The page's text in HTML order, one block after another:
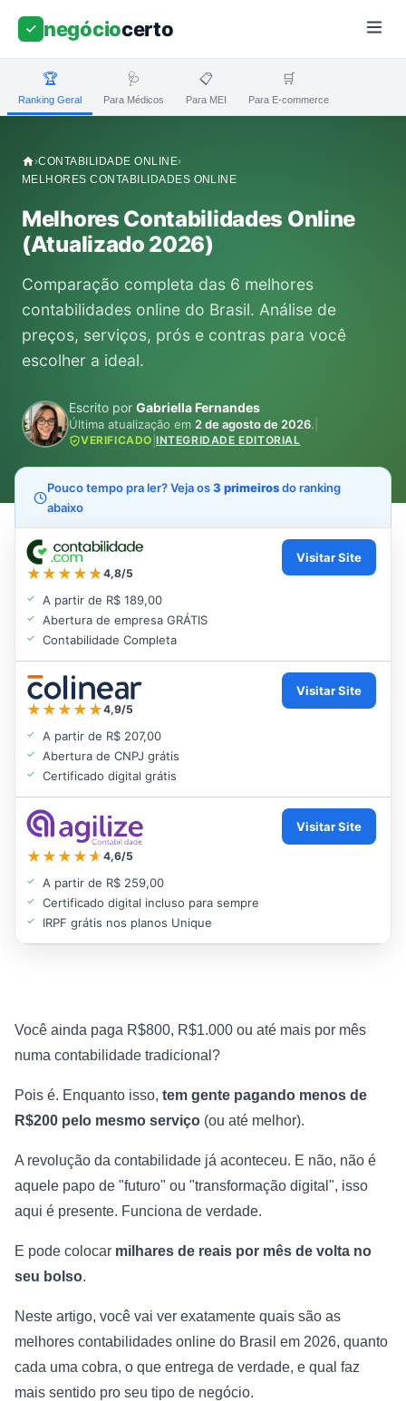
negóciocerto
🏆
Ranking Geral
🩺
Para Médicos
📋
Para MEI
🛒
Para E-commerce
›CONTABILIDADE ONLINE›
MELHORES CONTABILIDADES ONLINE
Melhores Contabilidades Online
(Atualizado 2026)
Comparação completa das 6 melhores
contabilidades online do Brasil. Análise de
preços, serviços, prós e contras para você
escolher a ideal.
Escrito por Gabriella Fernandes
Última atualização em 2 de agosto de 2026.
VERIFICADO INTEGRIDADE EDITORIAL
Pouco tempo pra ler? Veja os3 primeirosdo ranking
abaixo
★ ★ ★ ★★
★4,8/5
A partir de R$ 189,00
Abertura de empresa GRÁTIS
Contabilidade Completa
Visitar Site
★ ★ ★ ★★
★4,9/5
A partir de R$ 207,00
Abertura de CNPJ grátis
Certificado digital grátis
Visitar Site
★ ★ ★ ★★
★4,6/5
A partir de R$ 259,00
Certificado digital incluso para sempre
IRPF grátis nos planos Unique
Visitar Site
Você ainda paga R$800, R$1.000 ou até mais por mês
numa contabilidade tradicional?
Pois é. Enquanto isso, tem gente pagando menos de
R$200 pelo mesmo serviço (ou até melhor).
A revolução da contabilidade já aconteceu. E não, não é
aquele papo de "futuro" ou "transformação digital", isso
aqui é presente. Funciona de verdade.
E pode colocar milhares de reais por mês de volta no
seu bolso.
Neste artigo, você vai ver exatamente quais são as
melhores contabilidades online do Brasil em 2026, quanto
cada uma cobra, o que entrega de verdade, e qual faz
mais sentido pro seu tipo de negócio.